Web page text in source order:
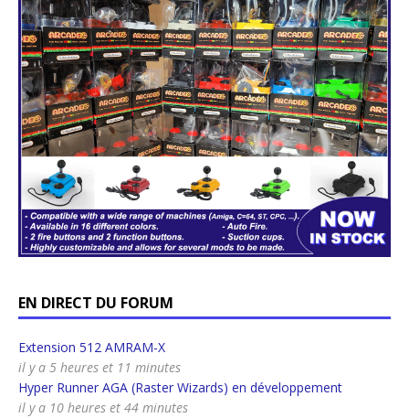
EN DIRECT DU FORUM
Extension 512 AMRAM-X
il y a 5 heures et 11 minutes
Hyper Runner AGA (Raster Wizards) en développement
il y a 10 heures et 44 minutes